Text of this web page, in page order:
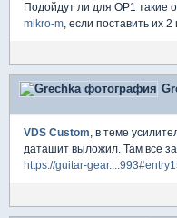
Подойдут ли для OP1 такие
mikro-m, если поставить их
VDS Custom, в теме
даташит выложил. Там все
https://guitar-